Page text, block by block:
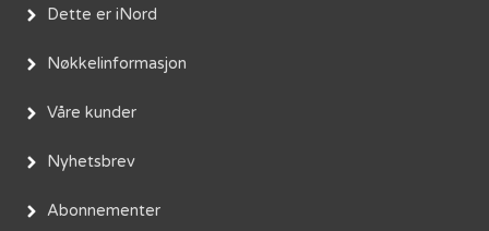
Dette er iNord
Nøkkelinformasjon
Våre kunder
Nyhetsbrev
Abonnementer